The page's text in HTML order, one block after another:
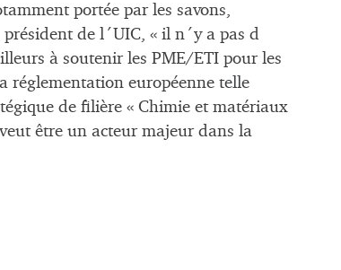
portée par les savons,
de l´UIC, « il n´y a pas d
à soutenir les PME/ETI pour les
réglementation européenne telle
de filière « Chimie et matériaux
être un acteur majeur dans la